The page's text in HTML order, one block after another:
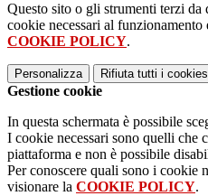
Questo sito o gli strumenti terzi
cookie necessari al
COOKIE POLICY.
Personalizza Rifiuta tutti i cookies
Gestione cookie
In questa schermata è possibile
I cookie necessari sono quelli che
piattaforma e non è possibile
Per conoscere quali sono i cookie
visionare la COOKIE POLICY.